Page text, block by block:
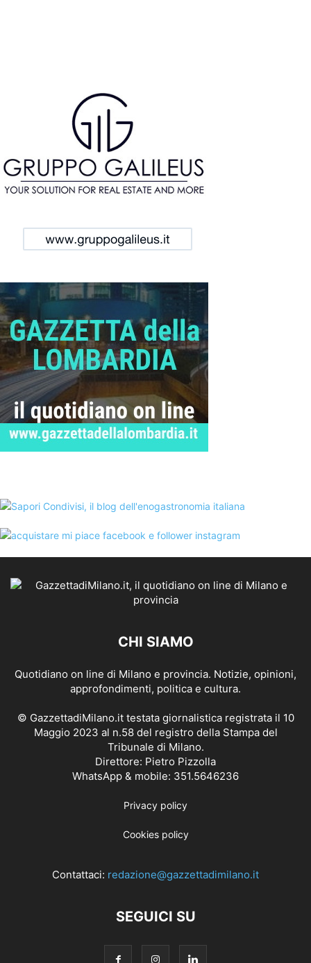
CHI SIAMO
Quotidiano on line di Milano e provincia. Notizie, opinioni,
approfondimenti, politica e cultura.
© GazzettadiMilano.it testata giornalistica registrata il 10
Maggio 2023 al n.58 del registro della Stampa del
Tribunale di Milano.
Direttore: Pietro Pizzolla
WhatsApp & mobile: 351.5646236
Privacy policy
Cookies policy
Contattaci: redazione@gazzettadimilano.it
SEGUICI SU